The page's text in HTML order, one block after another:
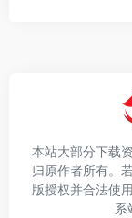
本站大部分下载
归原作者所有。
版授权并合法使
系